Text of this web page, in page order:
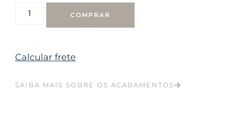
COMPRAR
Calcular frete
SAIBA MAIS SOBRE OS ACABAMENTOS